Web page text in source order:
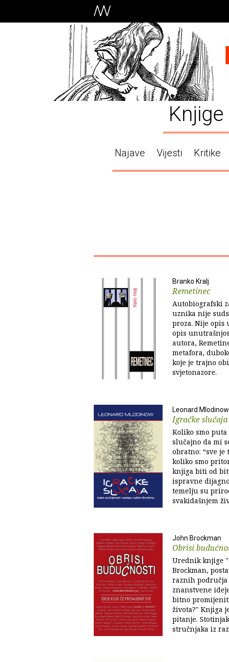
Knjige
Najave Vijesti Kritike
Branko Kralj
Remetinec
Autobiografski
uznika nije
proza. Nije opis
opis
autora,
metafora,
koje je trajno
svjetonazore.
Leonard Mlodinow
Igračke slučaja
Koliko smo
slučajno da mi
obratno: “sve je
koliko smo
knjiga biti od
ispravne
temelju su
svakidašnjem
John Brockman
Obrisi
Urednik knjige
Brockman,
raznih područja
znanstvene
bitno
života?" Knjiga
pitanje.
stručnjaka iz